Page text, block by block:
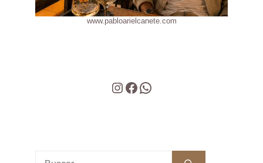
www.pabloarielcanete.com
Instagram
Facebook
WhatsApp